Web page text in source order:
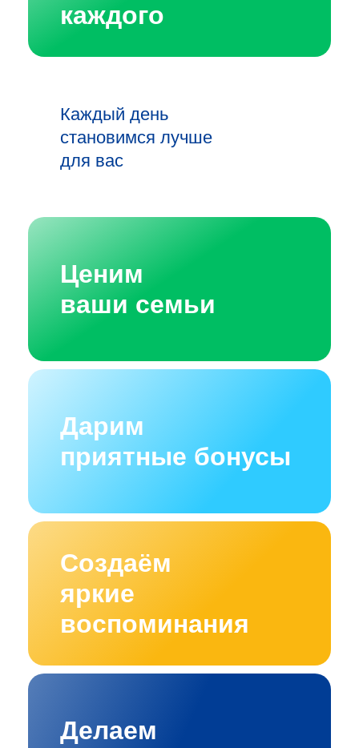
каждого
Каждый день
становимся лучше
для вас
Дарим
приятные бонусы
Ценим
ваши семьи
Создаём
яркие
воспоминания
Делаем